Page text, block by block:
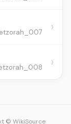
007_Metzorah - פרשת מצורע שביעי ›
008_Haftorah_Metzorah - פרשת מצורע, הפטרה ›
© WikiSource